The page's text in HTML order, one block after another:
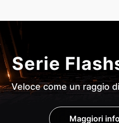
Serie
Veloce come un raggio
Maggiori